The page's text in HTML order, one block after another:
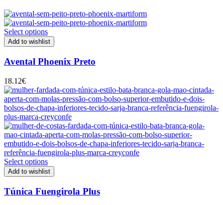
Select options
Add to wishlist
Avental Phoenix Preto
18.12€
Select options
Add to wishlist
Túnica Fuengirola Plus